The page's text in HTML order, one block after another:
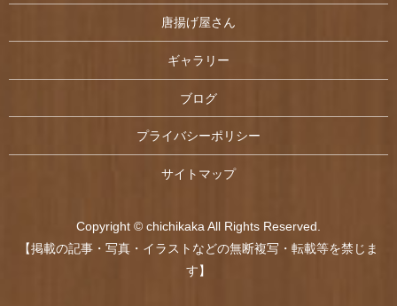
唐揚げ屋さん
ギャラリー
ブログ
プライバシーポリシー
サイトマップ
Copyright © chichikaka All Rights Reserved.
【掲載の記事・写真・イラストなどの無断複写・転載等を禁じま
す】